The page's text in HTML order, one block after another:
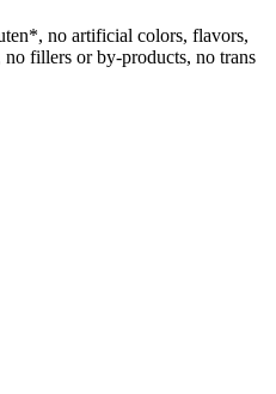
no artificial colors, flavors,
fillers or by-products, no trans